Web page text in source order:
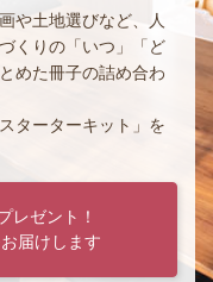
や土地選びなど、人
くりの「いつ」「ど
めた冊子の詰め合わ
ターターキット」を
レゼント！
届けします